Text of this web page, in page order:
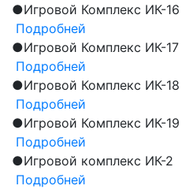
●Игровой Комплекс ИК-16
Подробней
●Игровой Комплекс ИК-17
Подробней
●Игровой Комплекс ИК-18
Подробней
●Игровой Комплекс ИК-19
Подробней
●Игровой комплекс ИК-2
Подробней